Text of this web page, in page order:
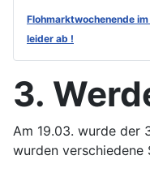
Flohmarktwochenende
leider ab !
3.
Am 19.03. wurde der
wurden verschiedene